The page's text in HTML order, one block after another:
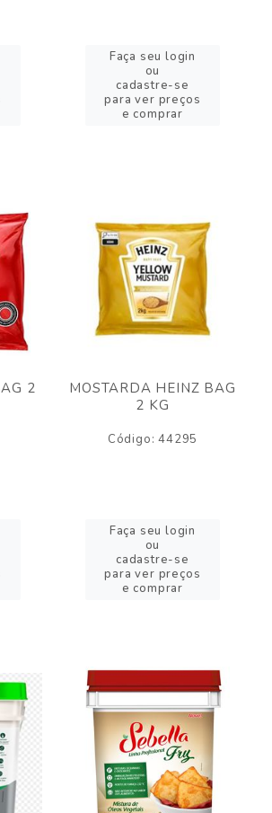
Faça seu login
ou
cadastre-se
para ver preços
e comprar
2
MOSTARDA HEINZ BAG
2 KG
Código: 44295
Faça seu login
ou
cadastre-se
para ver preços
e comprar